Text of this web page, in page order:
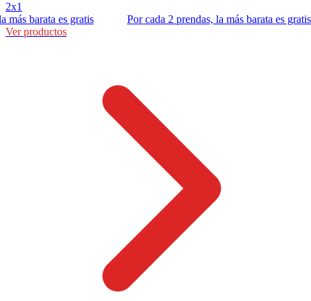
2x1
barata es gratis
Por cada 2 prendas, la más barata es gratis
Ver productos